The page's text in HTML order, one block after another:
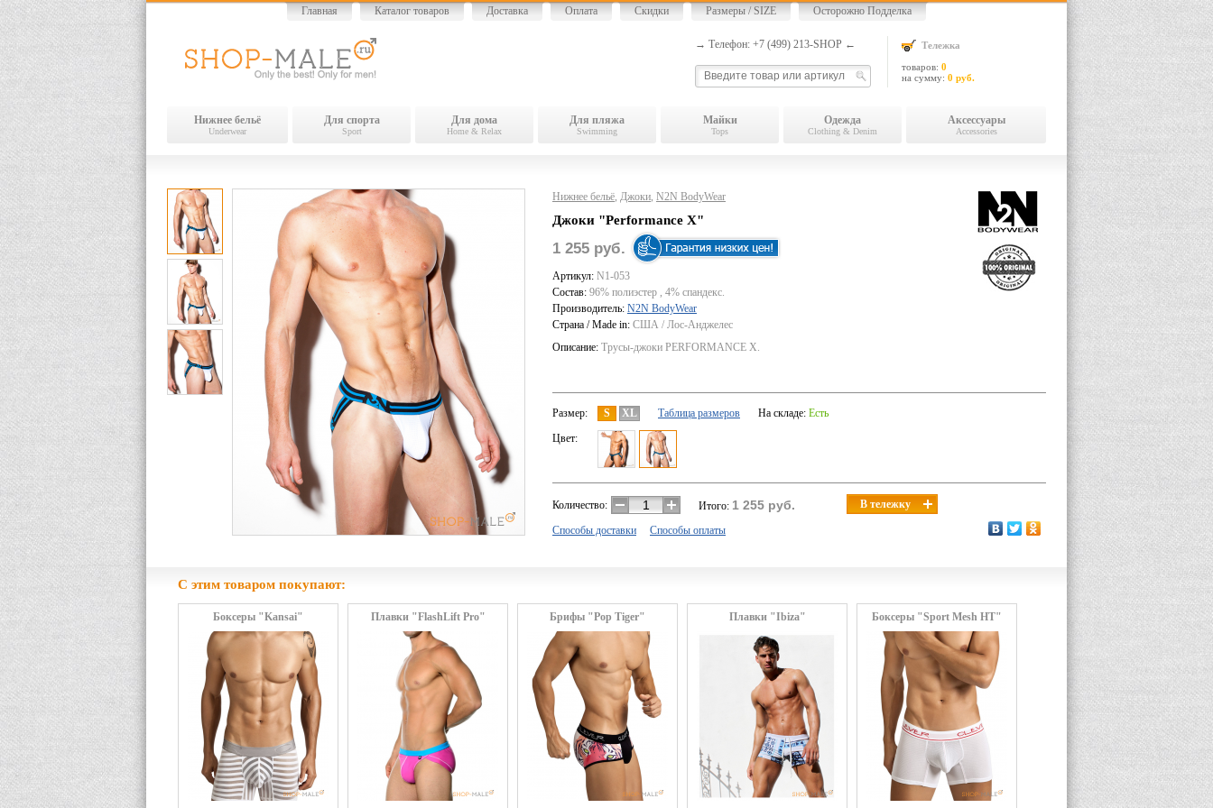
Главная Каталог товаров Доставка Оплата Скидки Размеры / SIZE Осторожно Подделка
Тележка
товаров: 0
на сумму: 0 руб.
→ Телефон: +7 (499) 213-SHOP ←
Нижнее бельё
Underwear
Для спорта
Sport
Для дома
Home & Relax
Для пляжа
Swimming
Майки
Tops
Одежда
Clothing & Denim
Аксессуары
Accessories
Нижнее бельё, Джоки, N2N BodyWear
Джоки "Performance X"
1 255 руб.
Артикул: N1-053
Состав: 96% полиэстер , 4% спандекс.
Производитель: N2N BodyWear
Страна / Made in: США / Лос-Анджелес
Описание: Трусы-джоки PERFORMANCE X.
Размер: S XL Таблица размеров На складе: Есть
Цвет:
Количество: Итого: 1 255 руб. В тележку
Способы доставки Способы оплаты
С этим товаром покупают:
Боксеры "Kansai" Плавки "FlashLift Pro" Брифы "Pop Tiger" Плавки "Ibiza" Боксеры "Sport Mesh HT"